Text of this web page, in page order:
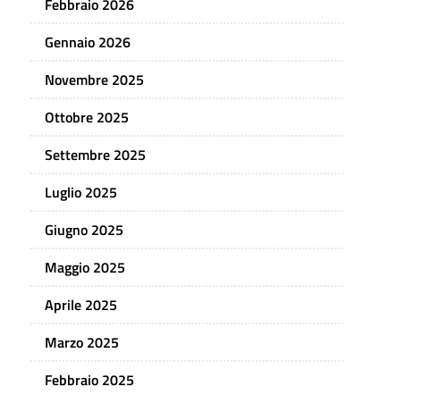
Febbraio 2026
Gennaio 2026
Novembre 2025
Ottobre 2025
Settembre 2025
Luglio 2025
Giugno 2025
Maggio 2025
Aprile 2025
Marzo 2025
Febbraio 2025